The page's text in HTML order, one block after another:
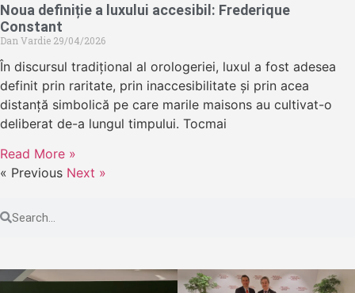
Noua definiție a luxului accesibil: Frederique
Constant
Dan Vardie 29/04/2026
În discursul tradițional al orologeriei, luxul a fost adesea
definit prin raritate, prin inaccesibilitate și prin acea
distanță simbolică pe care marile maisons au cultivat-o
deliberat de-a lungul timpului. Tocmai
Read More »
« Previous Next »